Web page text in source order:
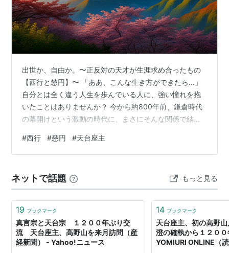
出世か、自由か。〜正反対の天才が生涯求め合ったもの
【西行と慈円】〜 「ああ、こんな生き方ができたら…」
自分とは全く違う人生を歩んでいる人に、強い憧れを抱
いたことはありませんか？ 今から約800年前、鎌倉時代
の幕開けという激動の時代に、まさにそんな関係で結ば
ト武士の将来を23歳で捨て、愛する家族とも別れ、歌と
共に日本中を旅した究極の自由人（アウトサイダー）。
実の弟、仏教界のトップ（天台座主）にまで上り詰めた
究極のエリート（インサイダー）。 生まれた場所も、選
んだ道も、性格も正反対。37歳も年…
#西行 #慈円 #天台座主
ネットで話題 もっと見る
19 ブックマーク
真言宗と天台宗 １２００年ぶり交
流 天台座主、高野山を来月訪問（産
経新聞） - Yahoo!ニュース
14 ブックマーク
天台座主、初の高野
澄の確執から１２００
YOMIURI ONLINE（